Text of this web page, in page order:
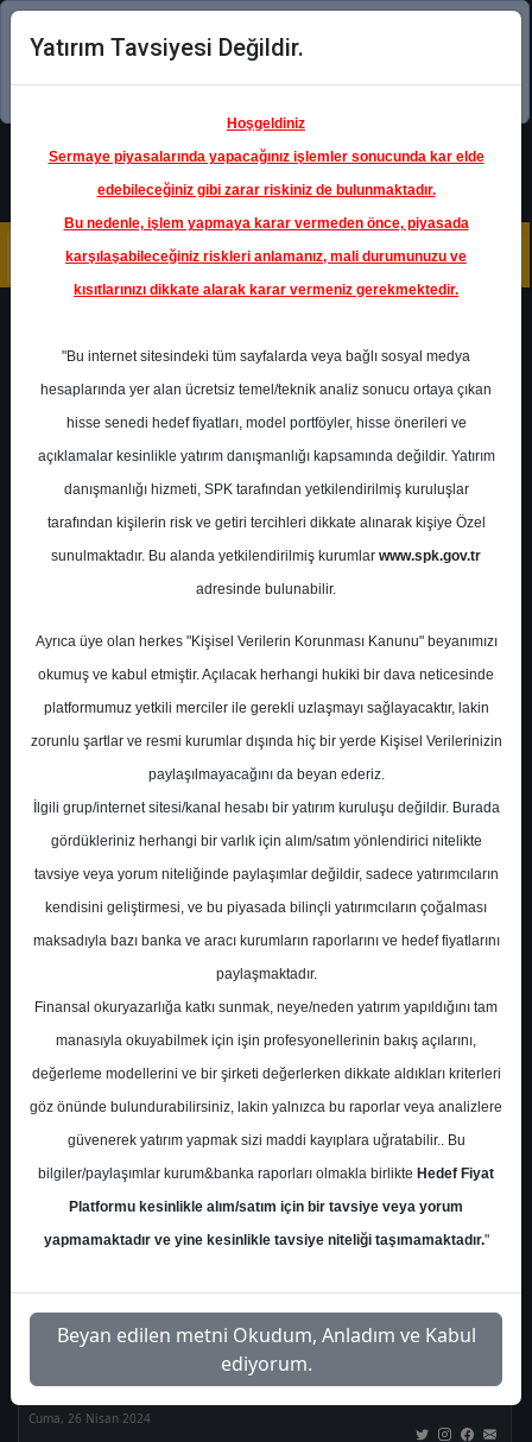
Şimdi uygulamayı indirin!
THYAO- TÜRK HAVA YOLLARI
A.O.
Hedef Fiyat 508.50 ₺
Getiri
%0.00
0 43
En Yüksek Tahmin
Ortalama Fiyat Tahmini
Ortalama Getiri Potansiyeli
Kurum Sayısı
21
12 1
Paralel
Get.
1
Üstü
Get.
5
Yok
1
1
Cuma, 26 Nisan 2024
Yatırım Tavsiyesi Değildir.
Hoşgeldiniz
Sermaye piyasalarında yapacağınız işlemler sonucunda kar elde
edebileceğiniz gibi zarar riskiniz de bulunmaktadır.
Bu nedenle, işlem yapmaya karar vermeden önce, piyasada
karşılaşabileceğiniz riskleri anlamanız, mali durumunuzu ve
kısıtlarınızı dikkate alarak karar vermeniz gerekmektedir.
"Bu internet sitesindeki tüm sayfalarda veya bağlı sosyal medya
hesaplarında yer alan ücretsiz temel/teknik analiz sonucu ortaya çıkan
hisse senedi hedef fiyatları, model portföyler, hisse önerileri ve
açıklamalar kesinlikle yatırım danışmanlığı kapsamında değildir. Yatırım
danışmanlığı hizmeti, SPK tarafından yetkilendirilmiş kuruluşlar
tarafından kişilerin risk ve getiri tercihleri dikkate alınarak kişiye Özel
sunulmaktadır. Bu alanda yetkilendirilmiş kurumlar www.spk.gov.tr
adresinde bulunabilir.
Ayrıca üye olan herkes "Kişisel Verilerin Korunması Kanunu" beyanımızı
okumuş ve kabul etmiştir. Açılacak herhangi hukiki bir dava neticesinde
platformumuz yetkili merciler ile gerekli uzlaşmayı sağlayacaktır, lakin
zorunlu şartlar ve resmi kurumlar dışında hiç bir yerde Kişisel Verilerinizin
paylaşılmayacağını da beyan ederiz.
İlgili grup/internet sitesi/kanal hesabı bir yatırım kuruluşu değildir. Burada
gördükleriniz herhangi bir varlık için alım/satım yönlendirici nitelikte
tavsiye veya yorum niteliğinde paylaşımlar değildir, sadece yatırımcıların
kendisini geliştirmesi, ve bu piyasada bilinçli yatırımcıların çoğalması
maksadıyla bazı banka ve aracı kurumların raporlarını ve hedef fiyatlarını
paylaşmaktadır.
Finansal okuryazarlığa katkı sunmak, neye/neden yatırım yapıldığını tam
manasıyla okuyabilmek için işin profesyonellerinin bakış açılarını,
değerleme modellerini ve bir şirketi değerlerken dikkate aldıkları kriterleri
göz önünde bulundurabilirsiniz, lakin yalnızca bu raporlar veya analizlere
güvenerek yatırım yapmak sizi maddi kayıplara uğratabilir.. Bu
bilgiler/paylaşımlar kurum&banka raporları olmakla birlikte Hedef Fiyat
Platformu kesinlikle alım/satım için bir tavsiye veya yorum
yapmamaktadır ve yine kesinlikle tavsiye niteliği taşımamaktadır."
Beyan edilen metni Okudum, Anladım ve Kabul
ediyorum.